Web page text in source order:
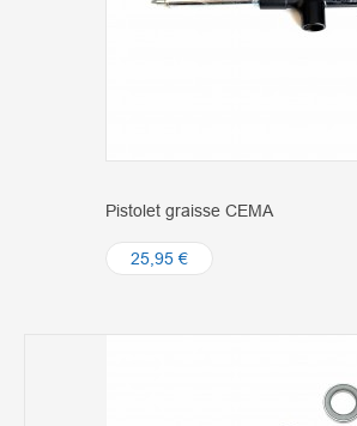
Pistolet graisse CEMA
25,95 €